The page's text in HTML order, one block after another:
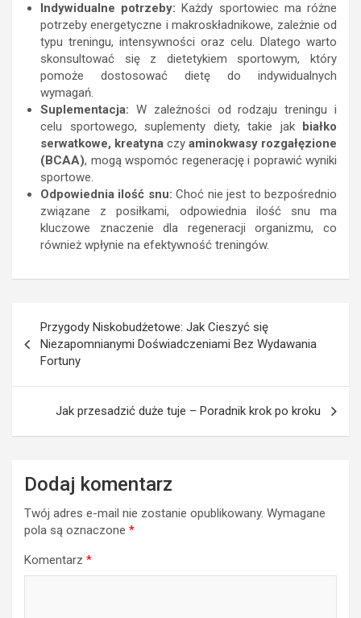
Indywidualne potrzeby: Każdy sportowiec ma różne
potrzeby energetyczne i makroskładnikowe, zależnie od
typu treningu, intensywności oraz celu. Dlatego warto
skonsultować się z dietetykiem sportowym, który
pomoże dostosować dietę do indywidualnych
wymagań.
Suplementacja: W zależności od rodzaju treningu i
celu sportowego, suplementy diety, takie jak
białko
serwatkowe, kreatyna czy aminokwasy rozgałęzione
(BCAA), mogą wspomóc regenerację i poprawić wyniki
sportowe.
Odpowiednia ilość snu: Choć nie jest to bezpośrednio
związane z posiłkami, odpowiednia ilość snu ma
kluczowe znaczenie dla regeneracji organizmu, co
również wpłynie na efektywność treningów.
wpisu
Przygody Niskobudżetowe: Jak Cieszyć się
Niezapomnianymi Doświadczeniami Bez Wydawania
Fortuny
Jak przesadzić duże tuje – Poradnik krok po kroku
Dodaj komentarz
Twój adres e-mail nie zostanie opublikowany. Wymagane
pola są oznaczone *
Komentarz *